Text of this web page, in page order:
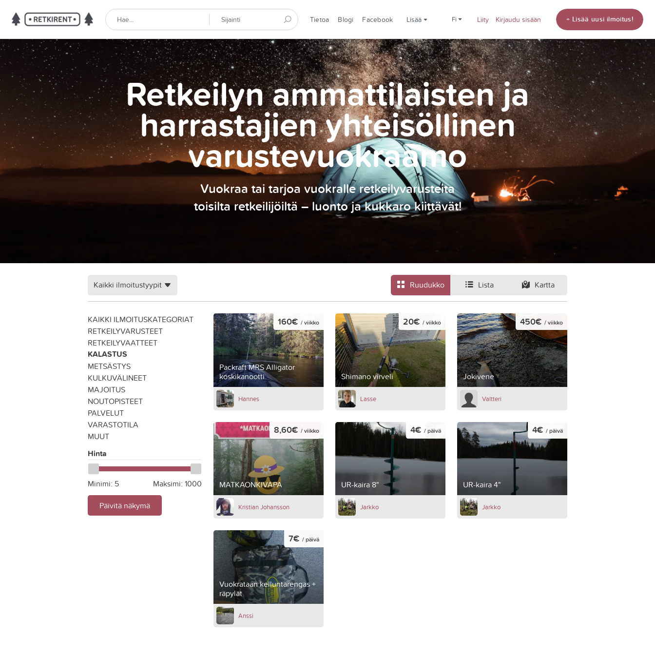
Tietoa Blogi Facebook Lisää fi Liity Kirjaudu sisään + Lisää uusi ilmoitus!
Retkeilyn ammattilaisten ja
harrastajien yhteisöllinen
varustevuokraamo
Vuokraa tai tarjoa vuokralle retkeilyvarusteita
toisilta retkeilijöiltä – luonto ja kukkaro kiittävät!
Ruudukko Lista Kartta
Kaikki ilmoitustyypit
KAIKKI ILMOITUSKATEGORIAT
RETKEILYVARUSTEET
RETKEILYVAATTEET
KALASTUS
METSÄSTYS
KULKUVÄLINEET
MAJOITUS
NOUTOPISTEET
PALVELUT
VARASTOTILA
MUUT
Hinta
Minimi: 5 Maksimi: 1000
Päivitä näkymä
Packraft MRS Alligator
koskikanootti
160€ / viikko
Hannes
Shimano virveli
20€ / viikko
Lasse
Jokivene
450€ / viikko
Valtteri
MATKAONKIVAPA
8,60€ / viikko
Kristian Johansson
UR-kaira 8"
4€ / päivä
Jarkko
UR-kaira 4"
4€ / päivä
Jarkko
Vuokrataan kelluntarengas +
räpylät
7€ / päivä
Anssi